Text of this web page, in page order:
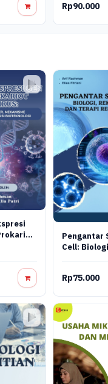
Rp90.000
Pengantar
Cell:
Terapi
Rp75.000